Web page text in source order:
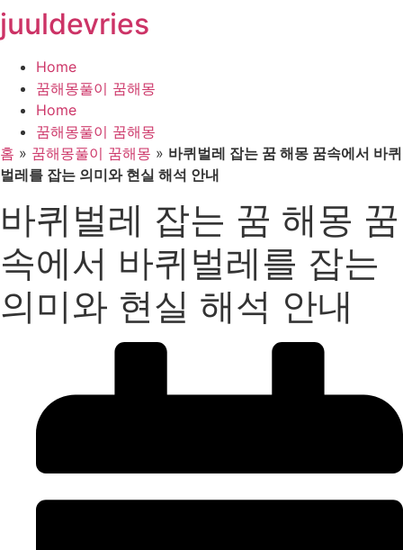
콘
텐
뛰
기
juuldevries
Home
꿈해몽풀이 꿈해몽
Home
꿈해몽풀이 꿈해몽
홈 » 꿈해몽풀이 꿈해몽 » 바퀴벌레 잡는 꿈 해몽 꿈속에서 바퀴
벌레를 잡는 의미와 현실 해석 안내
바퀴벌레 잡는 꿈 해몽 꿈
속에서 바퀴벌레를 잡는
의미와 현실 해석 안내